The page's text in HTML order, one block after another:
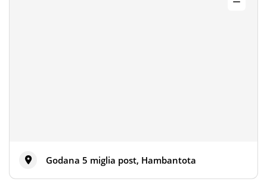
Godana 5 miglia post, Hambantota